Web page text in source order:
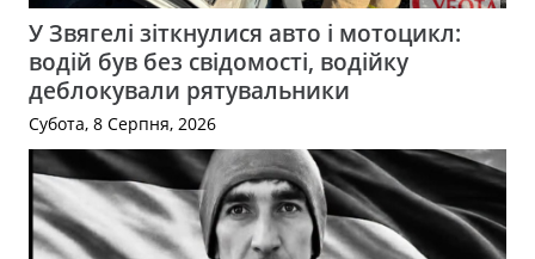
У Звягелі зіткнулися авто і мотоцикл:
водій був без свідомості, водійку
деблокували рятувальники
Субота, 8 Серпня, 2026